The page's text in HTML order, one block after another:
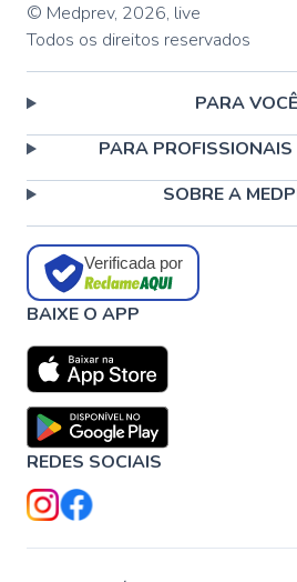
© Medprev, 2026, live
Todos os direitos reservados
PARA VOCÊ
PARA PROFISSIONAIS
SOBRE A
Verificada por
BAIXE O APP
REDES SOCIAIS